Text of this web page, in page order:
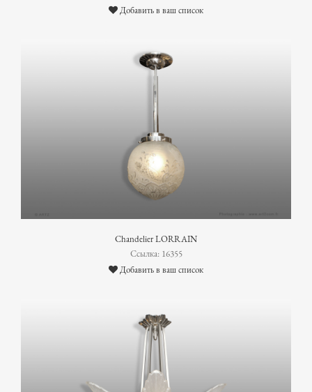
Добавить в ваш список
Chandelier LORRAIN
Ссылка: 16355
Добавить в ваш список